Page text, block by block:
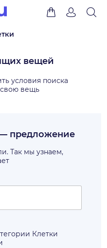
вещей
условия поиска
свою вещь
— предложение
Так мы узнаем,
Клетки